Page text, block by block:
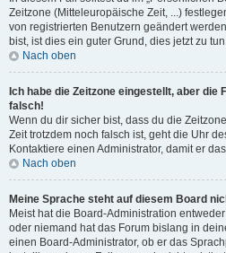
Zeitzone (Mitteleuropäische Zeit, ...)
von registrierten Benutzern geändert
bist, ist dies ein guter Grund, dies jetzt zu
Nach oben
Ich habe die Zeitzone eingestellt, aber die
falsch!
Wenn du dir sicher bist, dass du die
Zeit trotzdem noch falsch ist, geht die Uhr
Kontaktiere einen Administrator, damit er
Nach oben
Meine Sprache steht auf diesem Board
Meist hat die Board-Administration
oder niemand hat das Forum bislang in
einen Board-Administrator, ob er das